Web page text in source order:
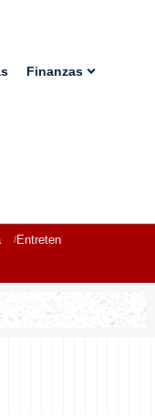
Finanzas
Entretenimiento